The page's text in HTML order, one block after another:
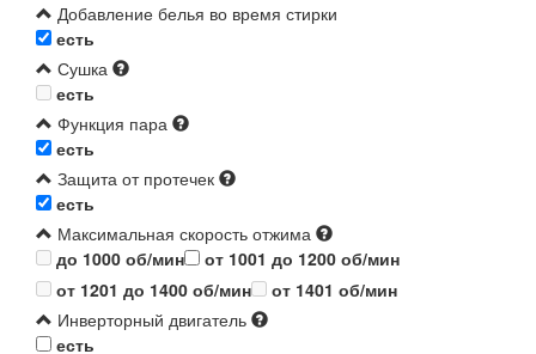
Добавление белья во время стирки
есть
Сушка
есть
Функция пара
есть
Защита от протечек
есть
Максимальная скорость отжима
до 1000 об/мин
от 1001 до 1200 об/мин
от 1201 до 1400 об/мин
от 1401 об/мин
Инверторный двигатель
есть